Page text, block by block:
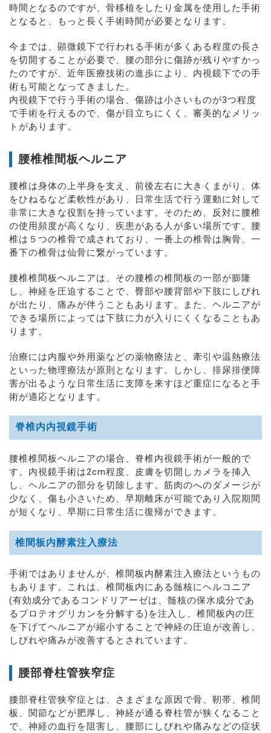
時間となるのですが、骨移植をしたり金属を使用した手術
となると、もっと長く手術時間が必要となります。
今までは、顕微鏡下で行われる手術が多くある程度の長さ
を切開することが必要で、腰の部分に傷跡が残りやすかっ
たのですが、近年医療技術の進歩により、内視鏡下での手
術も可能となってきました。
内視鏡下で行う手術の場合、傷跡は小さいものが3つ程度
で手術を行えるので、傷が目立ちにくく、審美的なメリッ
トがあります。
腰椎椎間板ヘルニア
腰椎は身体の上半身を支え、前後左右に大きくまがり、体
をひねるなど柔軟性があり、日常生活で行う運動に対して
非常に大きな役割を持っています。そのため、反対に腰椎
の使用頻度が高くなり、疾患がある人が多い場所です。腰
椎は５つの椎骨で成されており、一番上の椎骨は胸骨、一
番下の椎骨は仙骨に繋がっています。
腰椎椎間板ヘルニアは、その腰椎の椎間板の一部が膨隆
し、神経を圧迫することで、臀部や腰背部や下肢にしびれ
が出たり、痛みが伴うこともあります。また、ヘルニアが
できる場所によっては下肢に力が入りにくくなることもあ
ります。
治療には内服や外用薬などの薬物療法と、牽引や温熱療法
といった物理療法が原則となります。しかし、排尿排便障
害が出るような日常生活に支障を来すほど重症になると手
術が適応となります。
脊椎内内視鏡手術
腰椎椎間板ヘルニアの場合、脊椎内視鏡手術が一般的で
す。内視鏡手術は2cm程度、皮膚を切開しカメラを挿入
し、ヘルニアの部分を切除します。筋肉のへのダメージが
少なく、傷も小さいため、早期離床が可能であり入院期間
が短くなり、早期に日常生活に復帰ができます。
椎間板内酵素注入療法
手術ではありませんが、椎間板内酵素注入療法というもの
もあります。これは、椎間板内にある髄核にヘルコニア
(有効成分であるコンドリアーゼは、髄核の保水成分であ
るプロテオグリカンを分解する)を注入し、椎間板内の圧
を下げてヘルニアが縮小することで神経の圧迫が改善し、
しびれや痛みが改善するとされています。
腰部脊柱管狭窄症
腰部脊柱管狭窄症とは、さまざまな原因で骨、靭帯、椎間
板、関節などが肥厚し、神経が通る脊柱管が狭くなること
で、神経の血行を阻害し、腰部にしびれや痛みなどの症状